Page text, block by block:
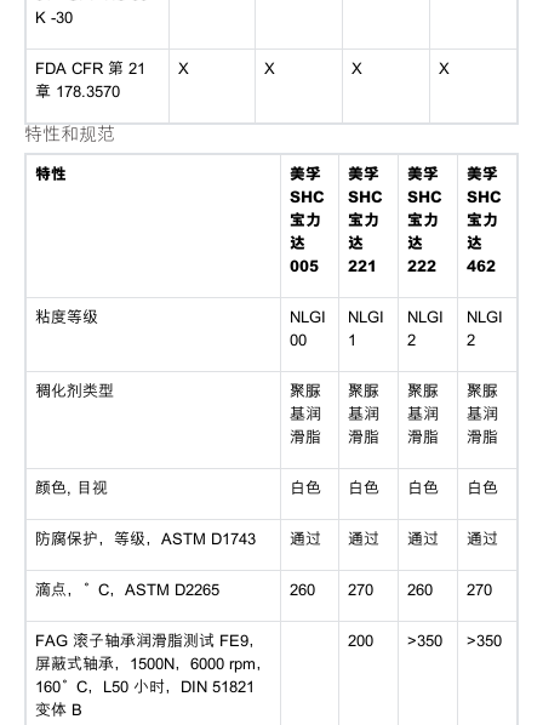
K -30
FDA CFR 第 21
章 178.3570
X X X X
特性和规范
特性
美孚
SHC
宝力
达
005
美孚
SHC
宝力
达
221
美孚
SHC
宝力
达
222
美孚
SHC
宝力
达
462
粘度等级
NLGI
00
NLGI
1
NLGI
2
NLGI
2
稠化剂类型
聚脲
基润
滑脂
聚脲
基润
滑脂
聚脲
基润
滑脂
聚脲
基润
滑脂
颜色, 目视 白色 白色 白色 白色
防腐保护，等级，ASTM D1743 通过 通过 通过 通过
滴点，°C，ASTM D2265 260 270 260 270
FAG 滚子轴承润滑脂测试 FE9，
屏蔽式轴承，1500N，6000 rpm，
160°C，L50 小时，DIN 51821
变体 B
200 >350 >350